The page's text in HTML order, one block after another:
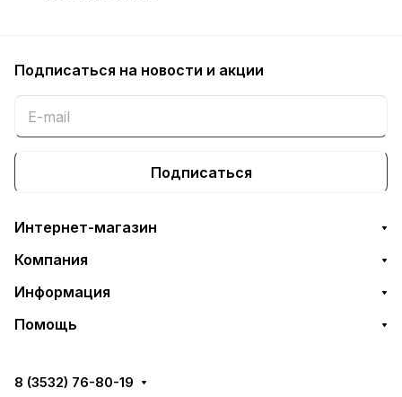
Подписаться на новости и акции
Подписаться
Интернет-магазин
Компания
Информация
Помощь
8 (3532) 76-80-19